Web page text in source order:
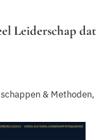
Leiderschap
& Methoden,